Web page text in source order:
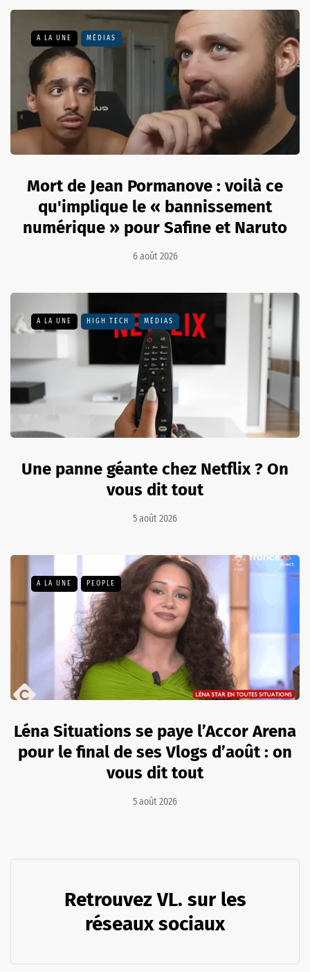
A LA UNE MÉDIAS
Mort de Jean Pormanove : voilà ce
qu'implique le « bannissement
numérique » pour Safine et Naruto
6 août 2026
A LA UNE HIGH TECH MÉDIAS
Une panne géante chez Netflix ? On
vous dit tout
5 août 2026
A LA UNE PEOPLE
Léna Situations se paye l’Accor Arena
pour le final de ses Vlogs d’août : on
vous dit tout
5 août 2026
Retrouvez VL. sur les
réseaux sociaux